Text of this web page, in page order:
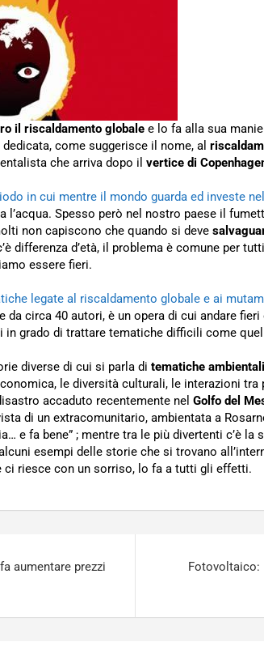
il riscaldamento globale e lo fa alla sua
dedicata, come suggerisce il nome, al
che arriva dopo il vertice di
in cui mentre il mondo guarda ed investe
l’acqua. Spesso però nel nostro paese il
non capiscono che quando si deve
differenza d’età, il problema è comune per
essere fieri.
legate al riscaldamento globale e ai
da circa 40 autori, è un opera di cui andare
grado di trattare tematiche difficili come
diverse di cui si parla di tematiche ambientali
le diversità culturali, le interazioni tra
accaduto recentemente nel Golfo del
di un extracomunitario, ambientata a
e fa bene” ; mentre tra le più divertenti c’è la
esempi delle storie che si trovano
riesce con un sorriso, lo fa a tutti gli effetti.
aumentare prezzi
Fotovoltaico: